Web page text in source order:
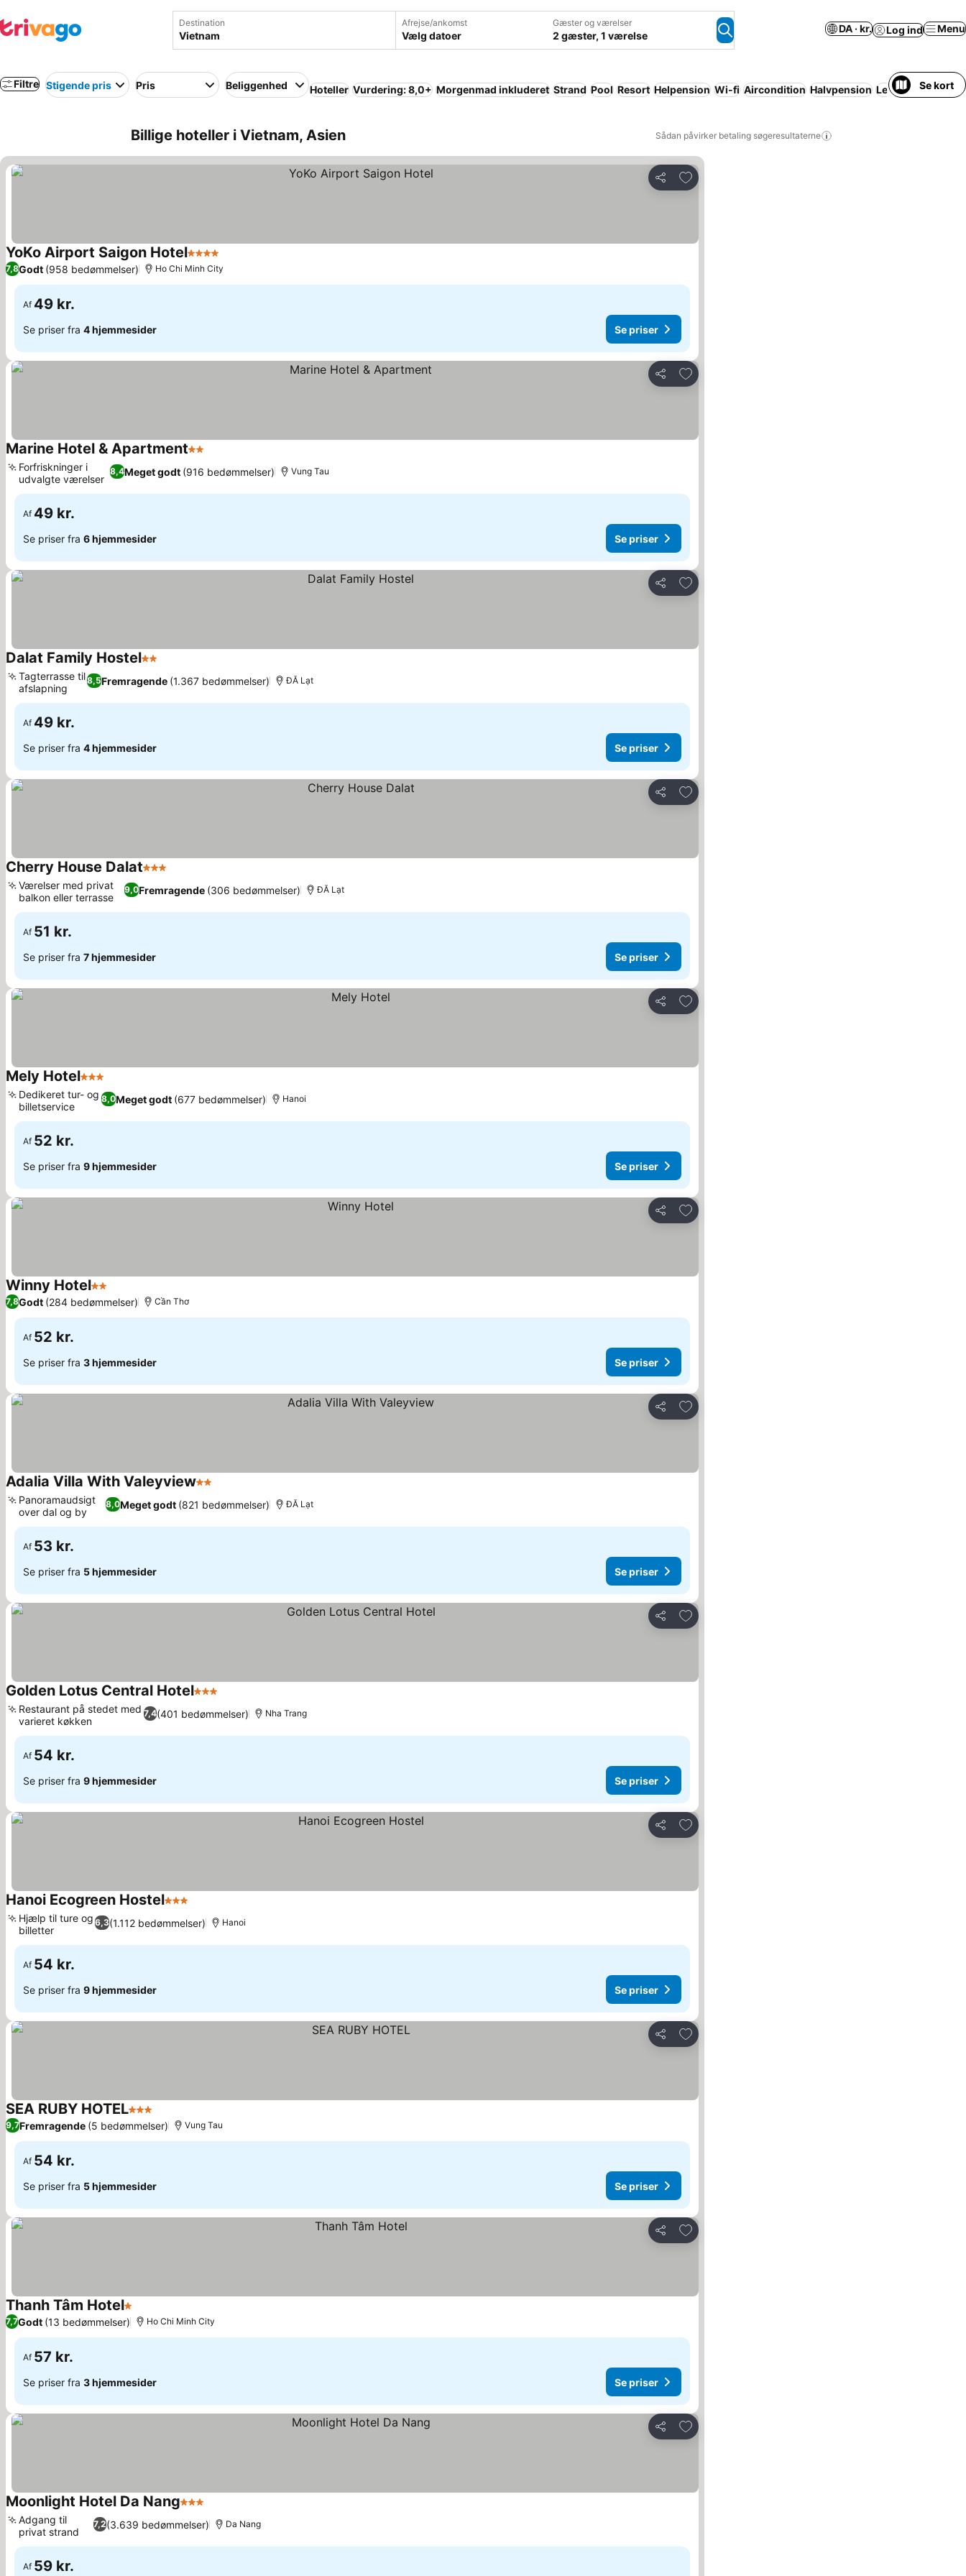
Destination Afrejse/ankomst
Vælg datoer
Gæster og værelser
2 gæster, 1 værelse
DA · kr. Log ind Menu
Filtre Stigende pris Pris Beliggenhed Hoteller Vurdering: 8,0+ Morgenmad inkluderet Strand Pool Resort Helpension Wi-fi Aircondition Halvpension Lejlighed med
Se kort
Billige hoteller i Vietnam, Asien Sådan påvirker betaling søgeresultaterne
Del
Føj til favoritter
YoKo Airport Saigon Hotel4 Stjerner
7,8Godt (958 bedømmelser) Ho Chi Minh City
Af 49 kr.
Se priser fra 4 hjemmesider Se priser
Del
Føj til favoritter
Marine Hotel & Apartment2 Stjerner
8,4Meget godt (916 bedømmelser)
Forfriskninger i
udvalgte værelser
Vung Tau
Af 49 kr.
Se priser fra 6 hjemmesider Se priser
Del
Føj til favoritter
Dalat Family Hostel2 Stjerner
8,5Fremragende (1.367 bedømmelser)
Tagterrasse til
afslapning
ĐĂ Lạt
Af 49 kr.
Se priser fra 4 hjemmesider Se priser
Del
Føj til favoritter
Cherry House Dalat3 Stjerner
9,0Fremragende (306 bedømmelser)
Værelser med privat
balkon eller terrasse
ĐĂ Lạt
Af 51 kr.
Se priser fra 7 hjemmesider Se priser
Del
Føj til favoritter
Mely Hotel3 Stjerner
8,0Meget godt (677 bedømmelser)
Dedikeret tur- og
billetservice
Hanoi
Af 52 kr.
Se priser fra 9 hjemmesider Se priser
Del
Føj til favoritter
Winny Hotel2 Stjerner
7,8Godt (284 bedømmelser) Cần Thơ
Af 52 kr.
Se priser fra 3 hjemmesider Se priser
Del
Føj til favoritter
Adalia Villa With Valeyview2 Stjerner
8,0Meget godt (821 bedømmelser)
Panoramaudsigt
over dal og by
ĐĂ Lạt
Af 53 kr.
Se priser fra 5 hjemmesider Se priser
Del
Føj til favoritter
Golden Lotus Central Hotel3 Stjerner
7,4(401 bedømmelser)
Restaurant på stedet med
varieret køkken
Nha Trang
Af 54 kr.
Se priser fra 9 hjemmesider Se priser
Del
Føj til favoritter
Hanoi Ecogreen Hostel3 Stjerner
6,3(1.112 bedømmelser)
Hjælp til ture og
billetter
Hanoi
Af 54 kr.
Se priser fra 9 hjemmesider Se priser
Del
Føj til favoritter
SEA RUBY HOTEL3 Stjerner
9,7Fremragende (5 bedømmelser) Vung Tau
Af 54 kr.
Se priser fra 5 hjemmesider Se priser
Del
Føj til favoritter
Thanh Tâm Hotel1 Stjerner
7,7Godt (13 bedømmelser) Ho Chi Minh City
Af 57 kr.
Se priser fra 3 hjemmesider Se priser
Del
Føj til favoritter
Moonlight Hotel Da Nang3 Stjerner
7,2(3.639 bedømmelser)
Adgang til
privat strand
Da Nang
Af 59 kr.